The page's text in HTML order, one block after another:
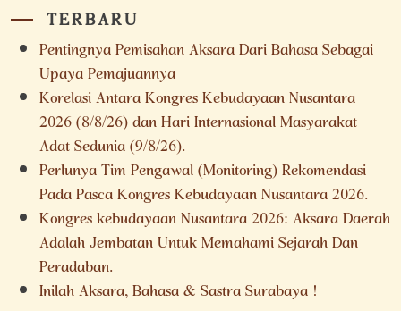
TERBARU
Pentingnya Pemisahan Aksara Dari Bahasa Sebagai
Upaya Pemajuannya
Korelasi Antara Kongres Kebudayaan Nusantara
2026 (8/8/26) dan Hari Internasional Masyarakat
Adat Sedunia (9/8/26).
Perlunya Tim Pengawal (Monitoring) Rekomendasi
Pada Pasca Kongres Kebudayaan Nusantara 2026.
Kongres kebudayaan Nusantara 2026: Aksara Daerah
Adalah Jembatan Untuk Memahami Sejarah Dan
Peradaban.
Inilah Aksara, Bahasa & Sastra Surabaya !